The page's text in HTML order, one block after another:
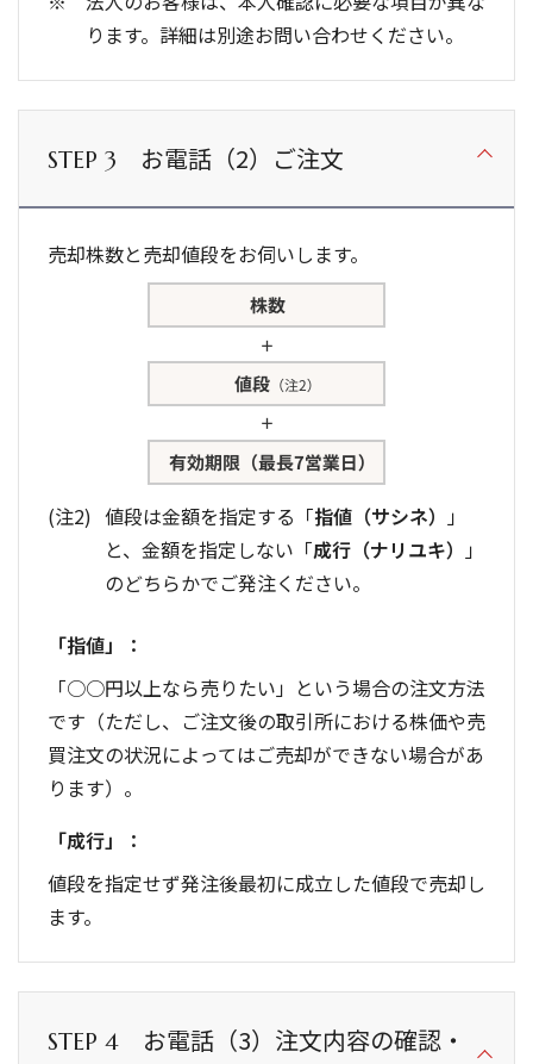
ります。詳細は別途お問い合わせください。
STEP 3 お電話（2）ご注文
売却株数と売却値段をお伺いします。
値段は金額を指定する「指値（サシネ） 」
と、金額を指定しない「成行（ナリユキ） 」
のどちらかでご発注ください。
「指値」：
「○○円以上なら売りたい」という場合の注文方法
です（ただし、ご注文後の取引所における株価や売
買注文の状況によってはご売却ができない場合があ
ります）。
「成行」：
値段を指定せず発注後最初に成立した値段で売却し
ます。
STEP 4
お電話（3）注文内容の確認・